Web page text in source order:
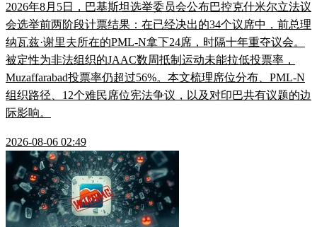
2026年8月5日，巴基斯坦选举委员会公布巴控克什米尔立法议
会选举前两阶段计票结果：在已经决出的34个议席中，前总理
纳瓦兹·谢里夫所在的PML-N拿下24席，时隔十年重夺议会。
被定性为非法组织的JAAC数周抵制运动未能拉低投票率，
Muzaffarabad投票率仍超过56%。本文梳理席位分布、PML-N
组织路径、12个难民席位宪法争议，以及对印巴共有议题的边
际影响。
2026-08-06 02:49